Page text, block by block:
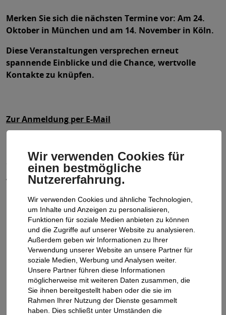
Merken Sie sich die nächsten Termine vor: Am 24.
Oktober in München und am 14. November in Köln.
Diese Veranstaltungen versprechen erneut
spannende Einblicke und die Chance, wertvolle
Kontakte zu knüpfen.
Zur Anmeldung per E-Mail
Key Account Manager
+49 (0) 162 270 5241
guido.grewe@de.atu.eu
Weitere Beiträge
Wir verwenden Cookies für
einen bestmögliche
Nutzererfahrung.
Wir verwenden Cookies und ähnliche Technologien,
um Inhalte und Anzeigen zu personalisieren,
Funktionen für soziale Medien anbieten zu können
und die Zugriffe auf unserer Website zu analysieren.
Außerdem geben wir Informationen zu Ihrer
Verwendung unserer Website an unsere Partner für
soziale Medien, Werbung und Analysen weiter.
Unsere Partner führen diese Informationen
möglicherweise mit weiteren Daten zusammen, die
Sie ihnen bereitgestellt haben oder die sie im
Rahmen Ihrer Nutzung der Dienste gesammelt
haben. Dies schließt unter Umständen die